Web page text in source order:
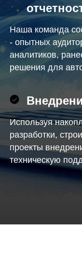
Наша команда
- опытных
аналитиков,
решения для
Используя
разработки,
проекты
техническую